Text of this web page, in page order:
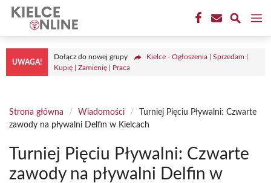
Przejdź
treści
UWAGA!
Dołącz do nowej grupy
Kielce - Ogłoszenia | Sprzedam |
Kupię | Zamienię | Praca
Strona główna / Wiadomości /
Turniej Pięciu Pływalni: Czwarte
zawody na pływalni Delfin w Kielcach
Turniej Pięciu Pływalni: Czwarte
zawody na pływalni Delfin w